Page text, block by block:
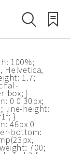
100%;
Helvetica,
1.7;
box; }
0 0 30px;
line-height:
}
46px 0
bottom:
700;